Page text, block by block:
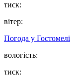
тиск:
вітер:
Погода у Гостомелі
вологість:
тиск: